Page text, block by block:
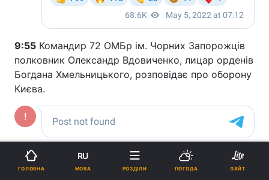
9:55 Командир 72 ОМБр ім. Чорних Запорожців
полковник Олександр Вдовиченко, лицар орденів
Богдана Хмельницького, розповідає про оборону
Києва.
9:27 У Києві з 16 травня хочуть відновити плату
за проїзд у громадському транспорті.
ГОЛОВНА
RU
МОВА РОЗДІЛИ ПОГОДА ЛАЙТ